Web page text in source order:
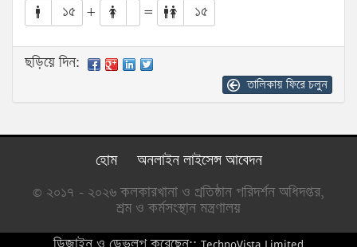
১৫
+ = ১৫
ছড়িয়ে দিন:
তালিকায় ফিরে চলুন
হোম
অনলাইন লাইসেন্স আবেদন
© ২০১৭ - ২০২৬ কলকারখানা ও প্রতিষ্ঠান পরিদর্শন অধিদপ্তর,
শ্রম ও কর্মসংস্থান মন্ত্রণালয়